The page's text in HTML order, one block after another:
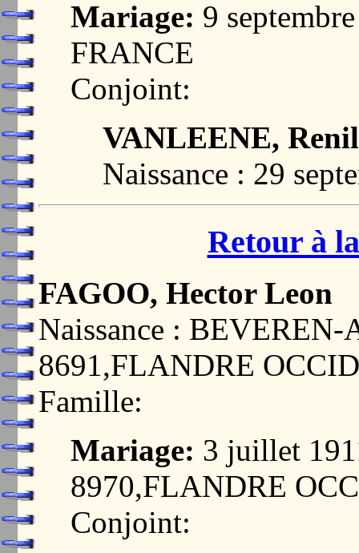
Mariage: 9
FRANCE
Conjoint:
VANLEENE,
Naissance : 29
Retour à
FAGOO, Hector Leon
Naissance :
8691,FLANDRE
Famille:
Mariage: 3 juillet
8970,FLANDRE
Conjoint: